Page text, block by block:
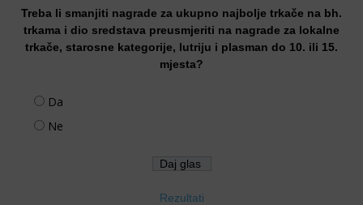
Treba li smanjiti nagrade za ukupno najbolje trkače na bh.
trkama i dio sredstava preusmjeriti na nagrade za lokalne
trkače, starosne kategorije, lutriju i plasman do 10. ili 15.
mjesta?
Da
Ne
Rezultati